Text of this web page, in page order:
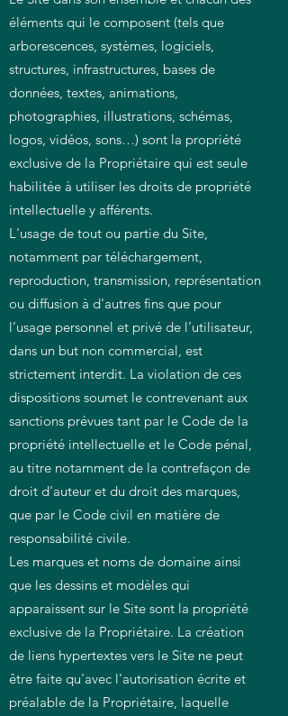
éléments qui le composent (tels que
arborescences, systèmes, logiciels,
structures, infrastructures, bases de
données, textes, animations,
photographies, illustrations, schémas,
logos, vidéos, sons…) sont la propriété
exclusive de la Propriétaire qui est seule
habilitée à utiliser les droits de propriété
intellectuelle y afférents.
L'usage de tout ou partie du Site,
notamment par téléchargement,
reproduction, transmission, représentation
ou diffusion à d'autres fins que pour
l’usage personnel et privé de l’utilisateur,
dans un but non commercial, est
strictement interdit. La violation de ces
dispositions soumet le contrevenant aux
sanctions prévues tant par le Code de la
propriété intellectuelle et le Code pénal,
au titre notamment de la contrefaçon de
droit d'auteur et du droit des marques,
que par le Code civil en matière de
responsabilité civile.
Les marques et noms de domaine ainsi
que les dessins et modèles qui
apparaissent sur le Site sont la propriété
exclusive de la Propriétaire. La création
de liens hypertextes vers le Site ne peut
être faite qu'avec l'autorisation écrite et
préalable de la Propriétaire, laquelle